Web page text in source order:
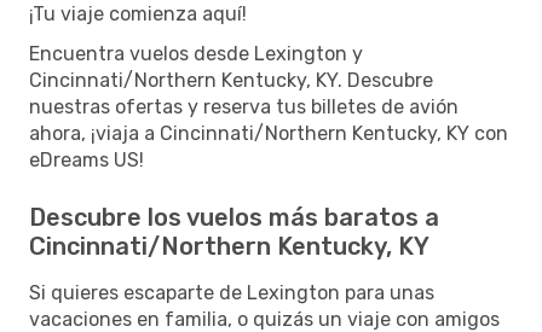
¡Tu viaje comienza aquí!
Encuentra vuelos desde Lexington y
Cincinnati/Northern Kentucky, KY. Descubre
nuestras ofertas y reserva tus billetes de avión
ahora, ¡viaja a Cincinnati/Northern Kentucky, KY con
eDreams US!
Descubre los vuelos más baratos a
Cincinnati/Northern Kentucky, KY
Si quieres escaparte de Lexington para unas
vacaciones en familia, o quizás un viaje con amigos